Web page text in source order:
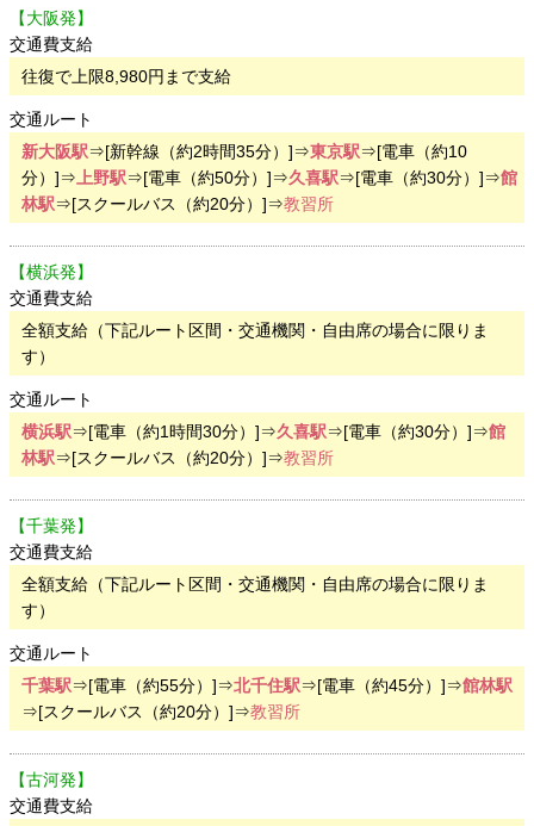
【大阪発】
交通費支給
往復で上限8,980円まで支給
交通ルート
新大阪駅⇒[新幹線（約2時間35分）]⇒東京駅⇒[電車（約10
分）]⇒ 上野駅⇒[電車（約50分）]⇒久喜駅⇒[電車（約30分）]⇒館
林駅⇒[スクールバス（約20分）]⇒教習所
【横浜発】
交通費支給
全額支給（下記ルート区間・交通機関・自由席の場合に限りま
す）
交通ルート
横浜駅⇒[電車（約1時間30分）]⇒久喜駅⇒[電車（約30分）]⇒館
林駅⇒[スクールバス（約20分）]⇒教習所
【千葉発】
交通費支給
全額支給（下記ルート区間・交通機関・自由席の場合に限りま
す）
交通ルート
千葉駅⇒[電車（約55分）]⇒北千住駅⇒[電車（約45分）]⇒館林駅
⇒[スクールバス（約20分）]⇒教習所
【古河発】
交通費支給